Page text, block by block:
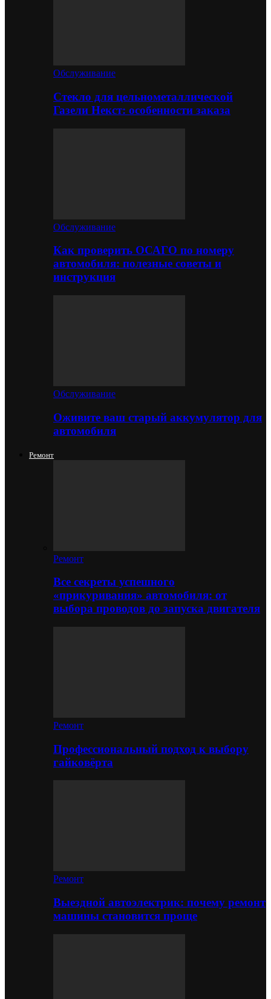
Обслуживание
Стекло для цельнометаллической
Газели Некст: особенности заказа
Обслуживание
Как проверить ОСАГО по номеру
автомобиля: полезные советы и
инструкция
Обслуживание
Оживите ваш старый аккумулятор для
автомобиля
Ремонт
Ремонт
Все секреты успешного
«прикуривания» автомобиля: от
выбора проводов до запуска двигателя
Ремонт
Профессиональный подход к выбору
гайковёрта
Ремонт
Выездной автоэлектрик: почему ремонт
машины становится проще